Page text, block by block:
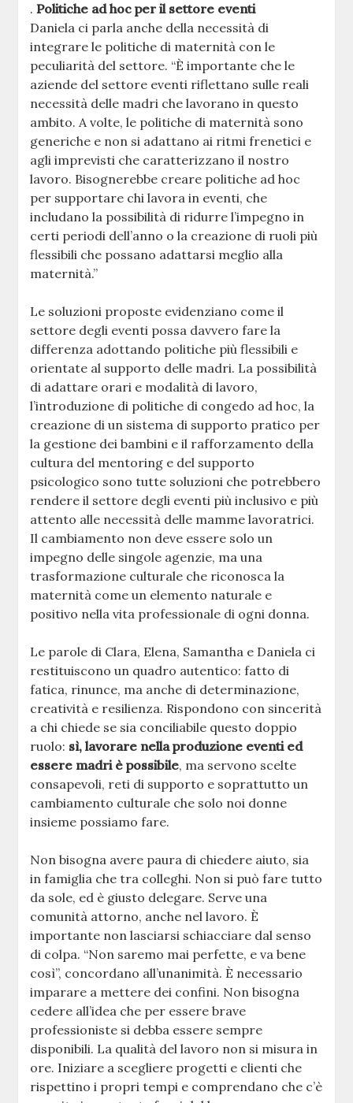
.Politiche ad hoc per il settore eventi
Daniela ci parla anche della necessità di
integrare le politiche di maternità con le
peculiarità del settore. “È importante che le
aziende del settore eventi riflettano sulle reali
necessità delle madri che lavorano in questo
ambito. A volte, le politiche di maternità sono
generiche e non si adattano ai ritmi frenetici e
agli imprevisti che caratterizzano il nostro
lavoro. Bisognerebbe creare politiche ad hoc
per supportare chi lavora in eventi, che
includano la possibilità di ridurre l’impegno in
certi periodi dell’anno o la creazione di ruoli più
flessibili che possano adattarsi meglio alla
maternità.”
Le soluzioni proposte evidenziano come il
settore degli eventi possa davvero fare la
differenza adottando politiche più flessibili e
orientate al supporto delle madri. La possibilità
di adattare orari e modalità di lavoro,
l’introduzione di politiche di congedo ad hoc, la
creazione di un sistema di supporto pratico per
la gestione dei bambini e il rafforzamento della
cultura del mentoring e del supporto
psicologico sono tutte soluzioni che potrebbero
rendere il settore degli eventi più inclusivo e più
attento alle necessità delle mamme lavoratrici.
Il cambiamento non deve essere solo un
impegno delle singole agenzie, ma una
trasformazione culturale che riconosca la
maternità come un elemento naturale e
positivo nella vita professionale di ogni donna.
Le parole di Clara, Elena, Samantha e Daniela ci
restituiscono un quadro autentico: fatto di
fatica, rinunce, ma anche di determinazione,
creatività e resilienza. Rispondono con sincerità
a chi chiede se sia conciliabile questo doppio
ruolo: sì, lavorare nella produzione eventi ed
essere madri è possibile, ma servono scelte
consapevoli, reti di supporto e soprattutto un
cambiamento culturale che solo noi donne
insieme possiamo fare.
Non bisogna avere paura di chiedere aiuto, sia
in famiglia che tra colleghi. Non si può fare tutto
da sole, ed è giusto delegare. Serve una
comunità attorno, anche nel lavoro. È
importante non lasciarsi schiacciare dal senso
di colpa. “Non saremo mai perfette, e va bene
così”, concordano all’unanimità. È necessario
imparare a mettere dei confini. Non bisogna
cedere all’idea che per essere brave
professioniste si debba essere sempre
disponibili. La qualità del lavoro non si misura in
ore. Iniziare a scegliere progetti e clienti che
rispettino i propri tempi e comprendano che c’è